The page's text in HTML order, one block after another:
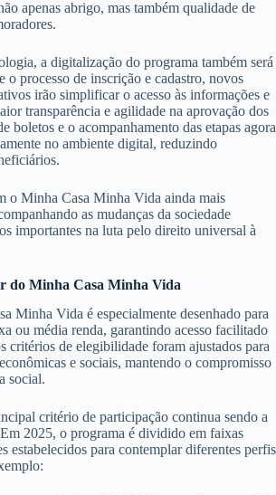
apenas abrigo, mas também qualidade de
a digitalização do programa também será
o processo de inscrição e cadastro, novos
irão simplificar o acesso às informações e
transparência e agilidade na aprovação dos
boletos e o acompanhamento das etapas agora
no ambiente digital, reduzindo
o Minha Casa Minha Vida ainda mais
as mudanças da sociedade
importantes na luta pelo direito universal à
do Minha Casa Minha Vida
Minha Vida é especialmente desenhado para
ou média renda, garantindo acesso facilitado
critérios de elegibilidade foram ajustados para
e sociais, mantendo o compromisso
social.
critério de participação continua sendo a
2025, o programa é dividido em faixas
estabelecidos para contemplar diferentes perfis